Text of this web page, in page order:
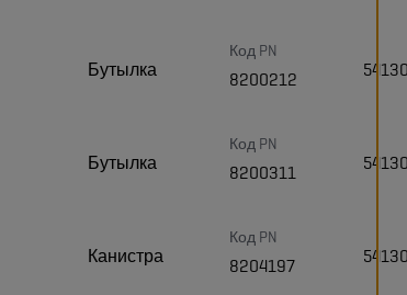
Бутылка
Код PN
8200212
Бутылка
Код PN
8200311
Канистра
Код PN
8204197